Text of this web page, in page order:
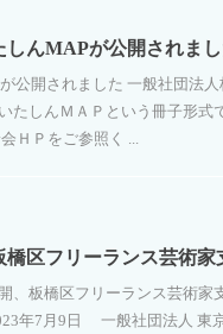
しんMAPが公開されま
が公開されました 一般社団法
たしんＭＡＰという冊子形式
ＨＰをご参照く ...
橋区フリーランス芸術
、板橋区フリーランス芸術家
年7月9日 一般社団法人 東